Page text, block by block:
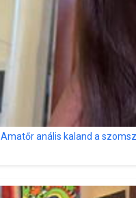
Amatőr anális kaland a